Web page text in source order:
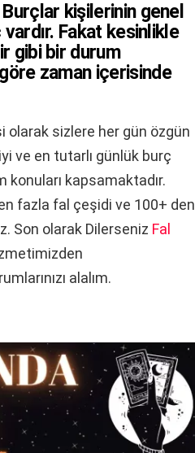
Burçlar kişilerinin genel
vardır. Fakat kesinlikle
gibi bir durum
zaman içerisinde
olarak sizlere her gün özgün
ve en tutarlı günlük burç
konuları kapsamaktadır.
fazla fal çeşidi ve 100+ den
Son olarak Dilerseniz Fal
alalım.